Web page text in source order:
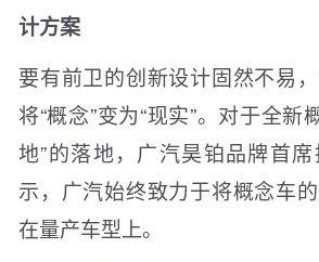
计方案
要有前卫的创新设计固然不易
将“概念”变为“现实”。对于全新
地”的落地，广汽昊铂品牌首
示，广汽始终致力于将概念车
在量产车型上。